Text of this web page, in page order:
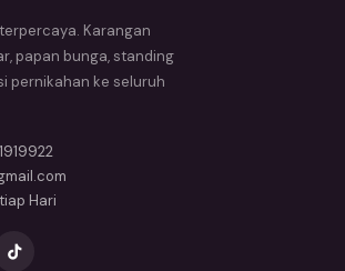
Karangan
papan bunga, standing
pernikahan ke seluruh
Hari